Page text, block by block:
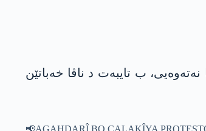
ب تایبەت د ناڤا خەباتێن